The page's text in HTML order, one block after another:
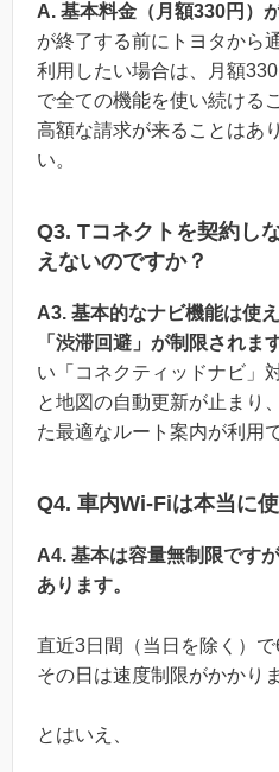
A. 基本料金（月額330円）
が終了する前にトヨタから
利用したい場合は、月額
で全ての機能を使い続ける
高額な請求が来ることはあ
い。
Q3. Tコネクトを契約し
えないのですか？
A3. 基本的なナビ機能は使
「渋滞回避」が制限されます
い「コネクティッドナビ」
と地図の自動更新が止まり
た最適なルート案内が利用
Q4. 車内Wi-Fiは本当に
A4. 基本は容量無制限です
あります。
直近3日間（当日を除く）で
その日は速度制限がかかりま
とはいえ、